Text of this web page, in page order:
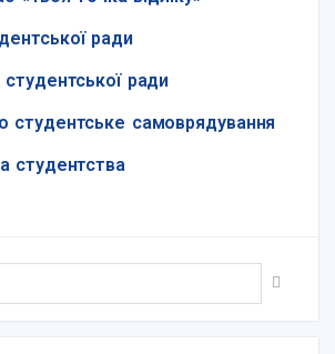
ради
ради
студентське самоврядування
студентства